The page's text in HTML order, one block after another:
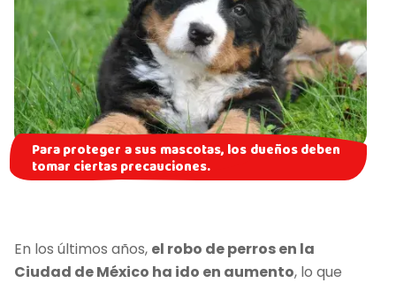
Para proteger a sus mascotas, los dueños deben
tomar ciertas precauciones.
En los últimos años, el robo de perros en la
Ciudad de México ha ido en aumento, lo que